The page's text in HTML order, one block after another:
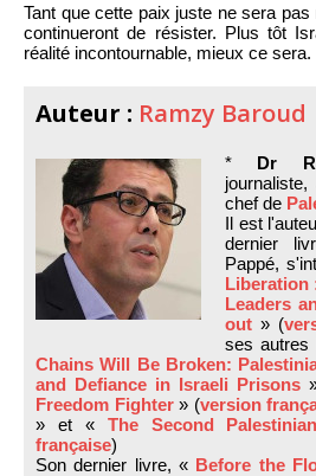
Tant que cette paix juste ne sera
continueront de résister. Plus tôt
réalité incontournable, mieux ce sera.
Auteur : Ramzy Baroud
* Dr
chef de
Il est
dernier
Pappé,
Liberation
Leaders
out » (
ses autres
Chains Will Be Broken:
and Defiance in Israeli Prisons
Freedom Fighter» (version
» et « The Second
française)
Son dernier livre, « Before the